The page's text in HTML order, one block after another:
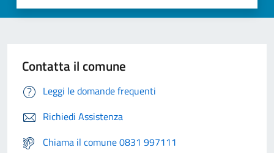
Contatta il comune
Leggi le domande frequenti
Richiedi Assistenza
Chiama il comune 0831 997111